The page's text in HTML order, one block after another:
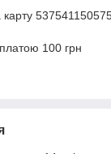
100 грн